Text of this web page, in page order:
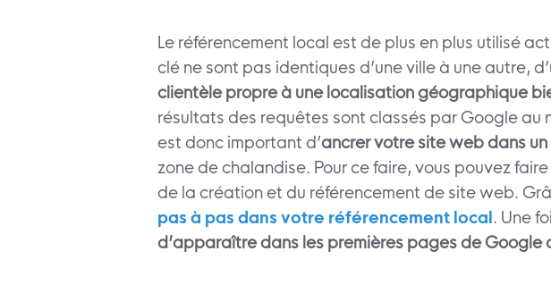
Le référencement local est de plus en plus utilisé
clé ne sont pas identiques d’une ville à une autre,
clientèle propre à une localisation géographique
résultats des requêtes sont classés par Google au
est donc important d’ancrer votre site web dans
zone de chalandise. Pour ce faire, vous pouvez
de la création et du référencement de site web.
pas à pas dans votre référencement local. Une
d’apparaître dans les premières pages de Google